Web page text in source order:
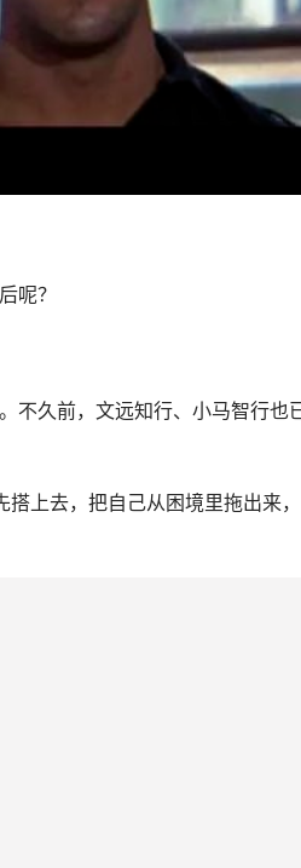
呢？
不久前，文远知行、小马智行也
搭上去，把自己从困境里拖出来